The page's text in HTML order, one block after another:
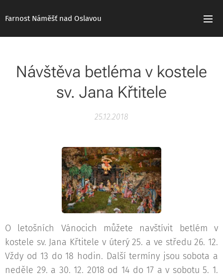
Farnost Náměšť nad Oslavou
Návštěva betléma v kostele
sv. Jana Křtitele
25.12.2018
O letošních Vánocich můžete navštívit betlém v
kostele sv. Jana Křtitele v úterý 25. a ve středu 26. 12.
Vždy od 13 do 18 hodin. Další termíny jsou sobota a
neděle 29. a 30. 12. 2018 od 14 do 17 a v sobotu 5. 1.